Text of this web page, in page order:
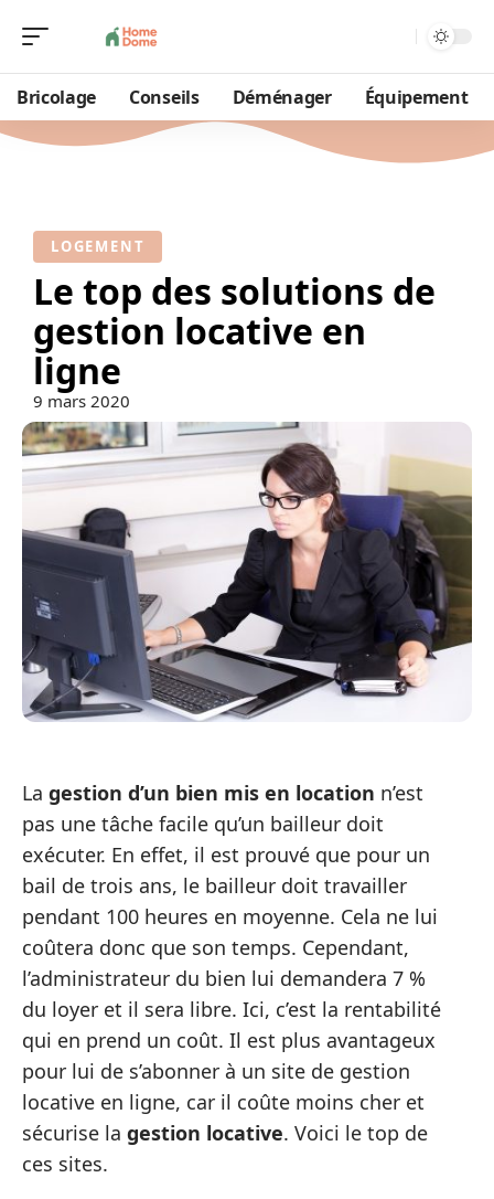
Bricolage Conseils Déménager Équipement
LOGEMENT
Le top des solutions de
gestion locative en
ligne
9 mars 2020
La gestion d’un bien mis en location n’est
pas une tâche facile qu’un bailleur doit
exécuter. En effet, il est prouvé que pour un
bail de trois ans, le bailleur doit travailler
pendant 100 heures en moyenne. Cela ne lui
coûtera donc que son temps. Cependant,
l’administrateur du bien lui demandera 7 %
du loyer et il sera libre. Ici, c’est la rentabilité
qui en prend un coût. Il est plus avantageux
pour lui de s’abonner à un site de gestion
locative en ligne, car il coûte moins cher et
sécurise la gestion locative. Voici le top de
ces sites.